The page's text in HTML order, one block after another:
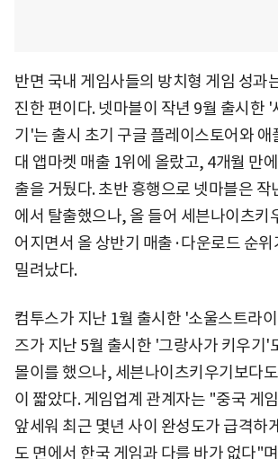
반면 국내 게임사들의 방치형 게임 성과
진한 편이다. 넷마블이 작년 9월 출시한
기'는 출시 초기 구글 플레이스토어와 애
대 앱마켓 매출 1위에 올랐고, 4개월 만
출을 거뒀다. 초반 흥행으로 넷마블은 작
에서 탈출했으나, 올 들어 세븐나이츠키
어지면서 올 상반기 매출·다운로드 순
밀려났다.
컴투스가 지난 1월 출시한 '소울스트라
즈가 지난 5월 출시한 '그랑사가 키우기'
몰이를 했으나, 세븐나이츠키우기보다
이 짧았다. 게임업계 관계자는 "중국 게
앞세워 최근 몇년 사이 완성도가 급격하
도 면에서 한국 게임과 다를 바가 없다"